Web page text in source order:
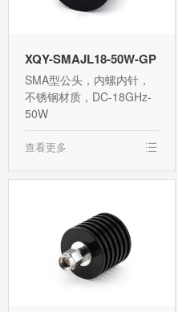
XQY-SMAJL18-50W-GP
SMA型公头，内螺内针，
不锈钢材质，DC-18GHz-
50W
查看更多